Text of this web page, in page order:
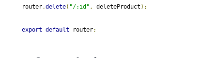
router.delete( "/:id" , deleteProduct );
export default router;